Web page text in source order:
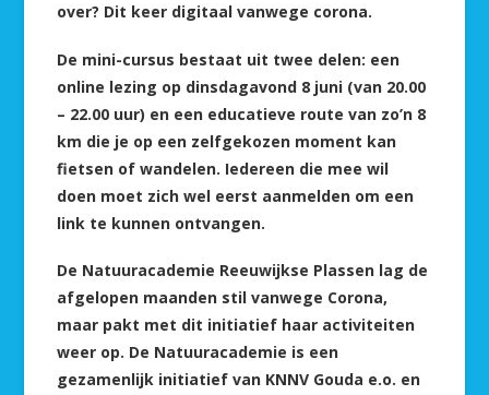
over? Dit keer digitaal vanwege corona.
De mini-cursus bestaat uit twee delen: een
online lezing op dinsdagavond 8 juni (van 20.00
– 22.00 uur) en een educatieve route van zo’n 8
km die je op een zelfgekozen moment kan
fietsen of wandelen. Iedereen die mee wil
doen moet zich wel eerst aanmelden om een
link te kunnen ontvangen.
De Natuuracademie Reeuwijkse Plassen lag de
afgelopen maanden stil vanwege Corona,
maar pakt met dit initiatief haar activiteiten
weer op. De Natuuracademie is een
gezamenlijk initiatief van KNNV Gouda e.o. en